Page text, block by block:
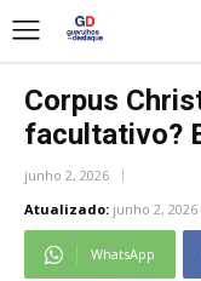
Corpus
facultativo?
junho 2, 2026
Atualizado: junho 2, 2026
WhatsApp